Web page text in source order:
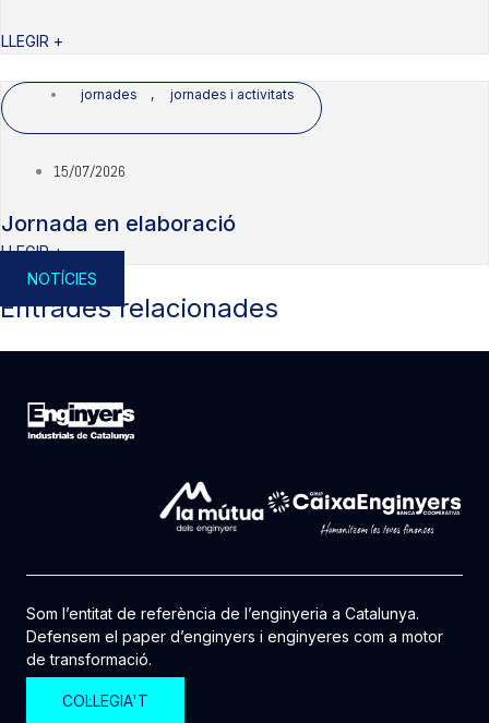
LLEGIR +
jornades , jornades i activitats
15/07/2026
Jornada en elaboració
LLEGIR +
NOTÍCIES
Entrades relacionades
Som l’entitat de referència de l’enginyeria a Catalunya.
Defensem el paper d’enginyers i enginyeres com a motor
de transformació.
COL·LEGIA'T